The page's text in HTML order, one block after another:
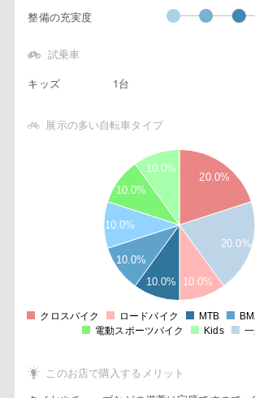
整備の充実度
試乗車
キッズ 1台
展示の多い自転車タイプ
20.0%
10.0%
10.0%
10.0%
10.0%
10.0%
10.0%
20.0%
クロスバイク ロードバイク MTB
電動スポーツバイク
Kids
このお店で購入するメリット